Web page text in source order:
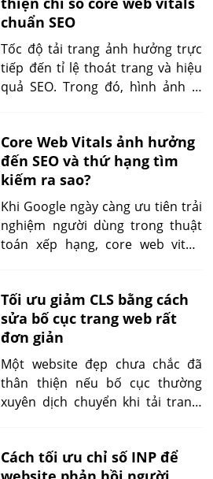
nghiệm liền mạch, giữ chân khách
truy cập lâu hơn trên trang.
chuẩn SEO
Tốc độ tải trang ảnh hưởng trực
tiếp đến tỉ lệ thoát trang và hiệu
quả SEO. Trong đó, hình ảnh là
nếu bạn biết cách. Bài viết này sẽ
hướng dẫn bạn chi tiết cách tối
ưu hình ảnh để cải thiện chỉ số
Core Web Vitals, giúp website của
bạn nhẹ hơn, nhanh hơn và
chuẩn SEO hơn.
Core Web Vitals ảnh hưởng
đến SEO và thứ hạng tìm
kiếm ra sao?
Khi Google ngày càng ưu tiên trải
nghiệm người dùng trong thuật
toán xếp hạng, core web vitals
sẽ giúp bạn hiểu rõ mối liên hệ
giữa hiệu suất trang và thứ hạng
tìm kiếm, từ đó có chiến lược tối
ưu đúng đắn.
Tối ưu giảm CLS bằng cách
sửa bố cục trang web rất
đơn giản
Một website đẹp chưa chắc đã
thân thiện nếu bố cục thường
xuyên dịch chuyển khi tải trang.
những mẹo đơn giản giúp bạn
Cách tối ưu chỉ số INP để